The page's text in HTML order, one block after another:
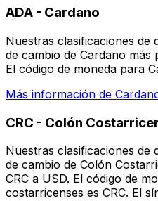
ADA - Cardano
Nuestras clasificaciones de
de cambio de Cardano más
El código de moneda para
Más información de
CRC - Colón
Nuestras clasificaciones de
de cambio de Colón
CRC a USD. El código de
costarricenses es CRC. El